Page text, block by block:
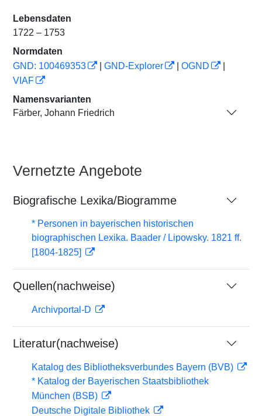
Lebensdaten
1722 – 1753
Normdaten
GND: 100469353
GND-Explorer OGND
VIAF
Namensvarianten
Färber, Johann Friedrich
Vernetzte Angebote
Biografische Lexika/Biogramme
* Personen in bayerischen historischen
biographischen Lexika. Baader / Lipowsky. 1821 ff.
[1804-1825]
Quellen(nachweise)
Archivportal-D
Literatur(nachweise)
Katalog des Bibliotheksverbundes Bayern (BVB)
* Katalog der Bayerischen Staatsbibliothek
München (BSB)
Deutsche Digitale Bibliothek